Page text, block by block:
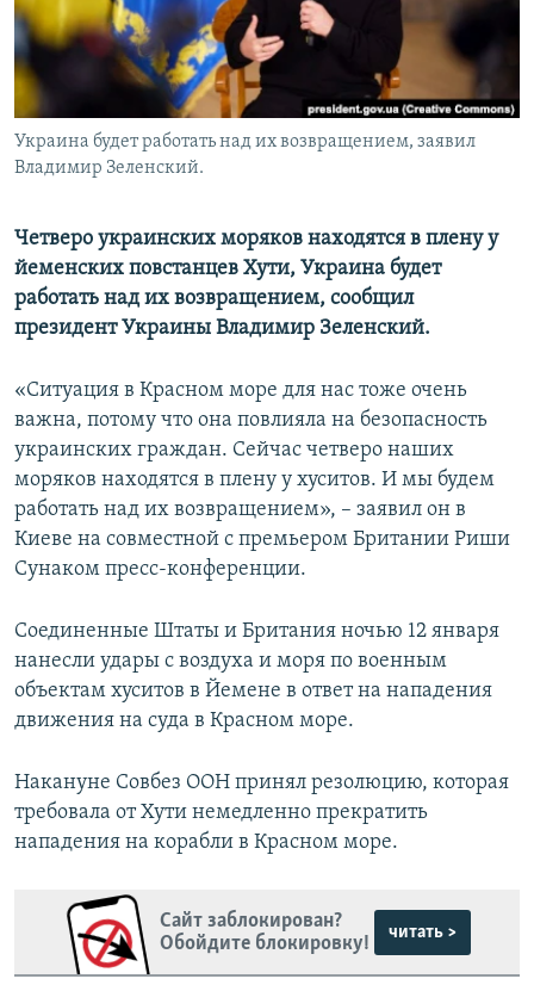
ПОБЕДИТЕЛЕЙ НЕ СУДЯТ?
КРЫМ.НЕПОКОРЕННЫЙ
УКРАИНСКАЯ ПРОБЛЕМА КРЫМА
ПРИСОЕДИНЯЙТЕСЬ!
Все сайты RFE/RL
Украина будет работать над их возвращением, заявил
Владимир Зеленский.
Четверо украинских моряков находятся в плену у
йеменских повстанцев Хути, Украина будет
работать над их возвращением, сообщил
президент Украины Владимир Зеленский.
«Ситуация в Красном море для нас тоже очень
важна, потому что она повлияла на безопасность
украинских граждан. Сейчас четверо наших
моряков находятся в плену у хуситов. И мы будем
работать над их возвращением», – заявил он в
Киеве на совместной с премьером Британии Риши
Сунаком пресс-конференции.
Соединенные Штаты и Британия ночью 12 января
нанесли удары с воздуха и моря по военным
объектам хуситов в Йемене в ответ на нападения
движения на суда в Красном море.
Накануне Совбез ООН принял резолюцию, которая
требовала от Хути немедленно прекратить
нападения на корабли в Красном море.
Сайт заблокирован?
Обойдите блокировку!
читать >